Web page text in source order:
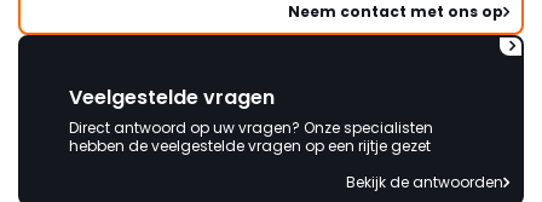
Neem contact met ons op
Veelgestelde vragen
Direct antwoord op uw vragen? Onze specialisten
hebben de veelgestelde vragen op een rijtje gezet
Bekijk de antwoorden